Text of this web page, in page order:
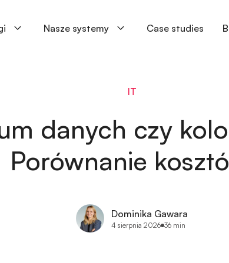
Nasze systemy Case studies
IT
danych czy
Porównanie
Dominika Gawara
4 sierpnia 2026 36 min